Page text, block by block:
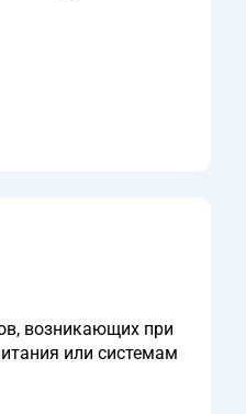
возникающих при
или системам